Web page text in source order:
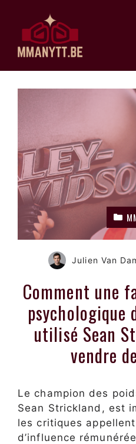
contenu
Julien Van
Comment une
psychologique
utilisé Sean
vendre
Le champion des
Sean Strickland, est
les critiques
d’influence